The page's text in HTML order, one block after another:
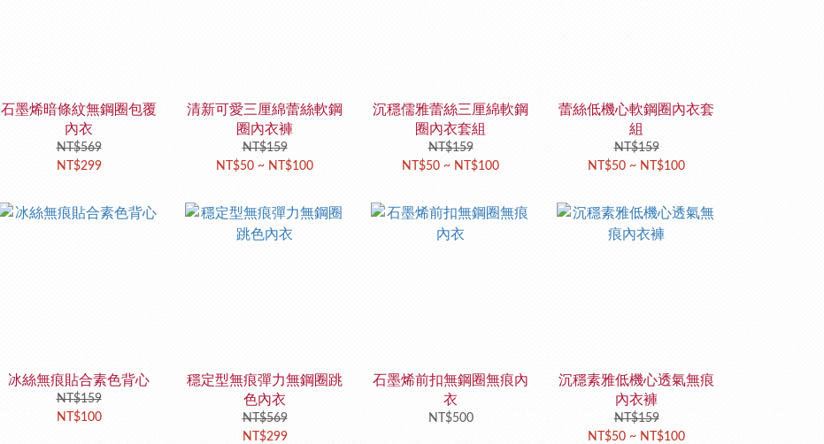
石墨烯暗條紋無鋼圈包覆
內衣
NT$569
NT$299
清新可愛三厘綿蕾絲軟鋼
圈內衣褲
NT$159
NT$50 ~ NT$100
沉穩儒雅蕾絲三厘綿軟鋼
圈內衣套組
NT$159
NT$50 ~ NT$100
蕾絲低機心軟鋼圈內衣套
組
NT$159
NT$50 ~ NT$100
冰絲無痕貼合素色背心
NT$159
NT$100
穩定型無痕彈力無鋼圈跳
色內衣
NT$569
NT$299
石墨烯前扣無鋼圈無痕內
衣
NT$500
沉穩素雅低機心透氣無痕
內衣褲
NT$159
NT$50 ~ NT$100